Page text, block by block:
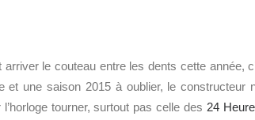
arriver le couteau entre les dents cette année,
et une saison 2015 à oublier, le constructeur
tourner, surtout pas celle des 24